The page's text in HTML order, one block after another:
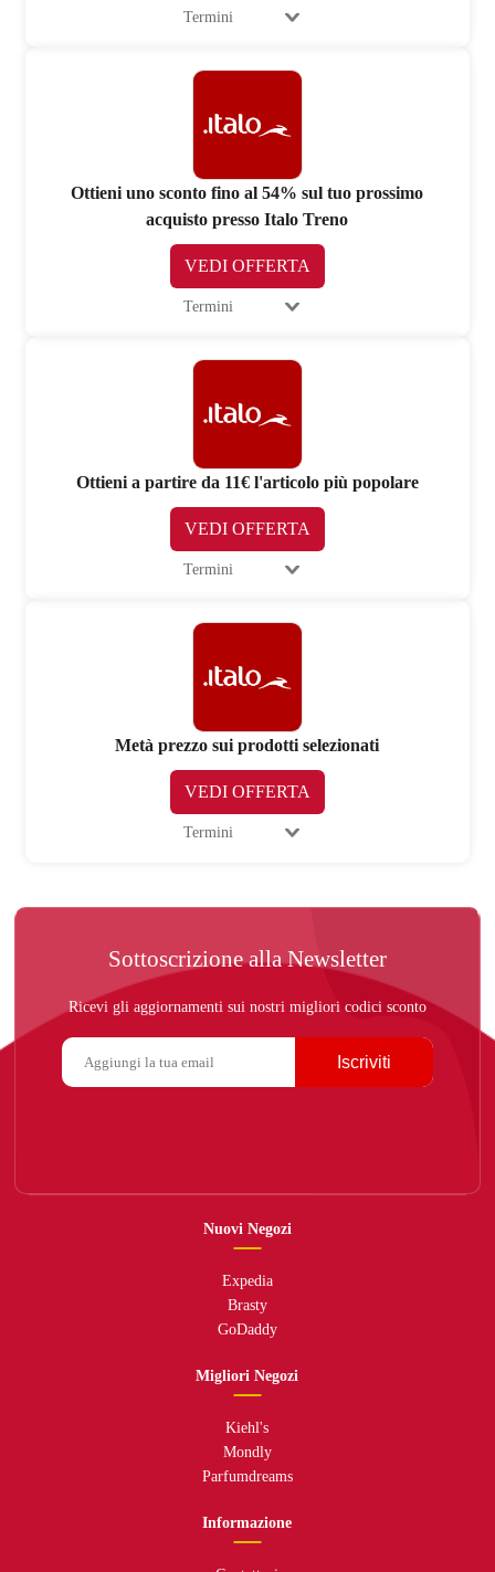
Termini
Ottieni uno sconto fino al 54% sul tuo prossimo
acquisto presso Italo Treno
VEDI OFFERTA
Termini
Ottieni a partire da 11€ l'articolo più popolare
VEDI OFFERTA
Termini
Metà prezzo sui prodotti selezionati
VEDI OFFERTA
Termini
Sottoscrizione alla Newsletter
Ricevi gli aggiornamenti sui nostri migliori codici sconto
Iscriviti
Nuovi Negozi
Expedia
Brasty
GoDaddy
Migliori Negozi
Kiehl's
Mondly
Parfumdreams
Informazione